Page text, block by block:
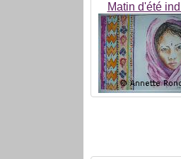
Matin d'été